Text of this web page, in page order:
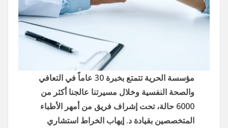
مؤسسة الحرية تتمتع بخبرة 30 عاماً في التعافي
والصحة النفسية وخلال مسيرتنا عالجنا أكثر من
6000 حالة، تحت إشراف فريق من أمهر الأطباء
المتخصصين بقيادة د. إيهاب الخراط استشاري